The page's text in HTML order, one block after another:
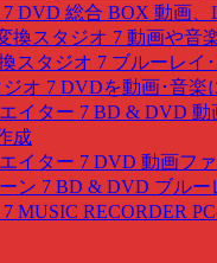
DVD 総合 BOX 動画、
換スタジオ 7 動画や音
スタジオ 7 ブルーレイ
オ 7 DVDを動画･音楽
イター 7 BD & DVD 動
成
イター 7 DVD 動画フ
ン 7 BD & DVD ブルー
MUSIC RECORDER